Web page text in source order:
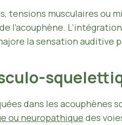
tensions musculaires ou
l’acouphène.
la sensation auditive
dans les acouphènes
ou neuropathique des